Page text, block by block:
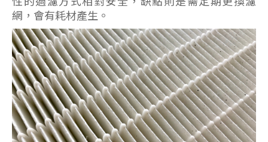
網，會有耗材產生。